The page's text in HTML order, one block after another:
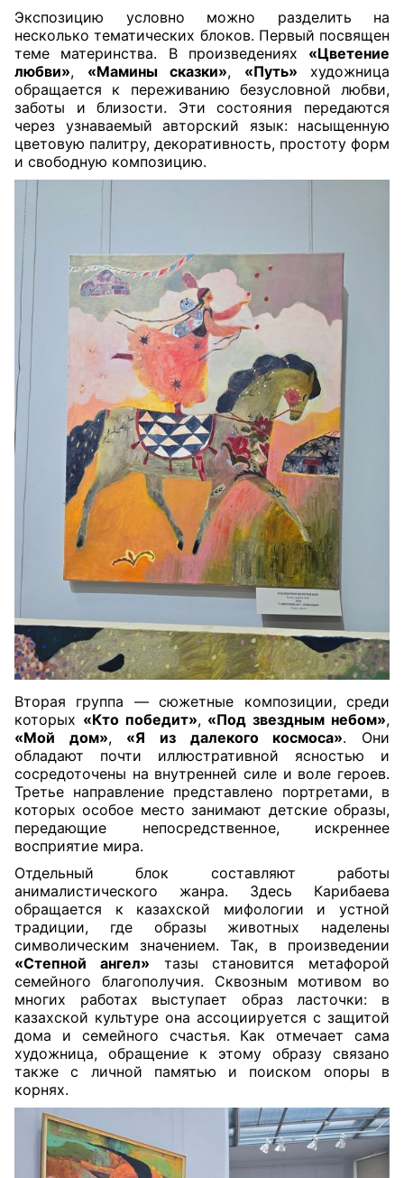
Экспозицию условно можно разделить на
несколько тематических блоков. Первый посвящен
теме материнства. В произведениях «Цветение
любви», «Мамины сказки», «Путь» художница
обращается к переживанию безусловной любви,
заботы и близости. Эти состояния передаются
через узнаваемый авторский язык: насыщенную
цветовую палитру, декоративность, простоту форм
и свободную композицию.
Вторая группа — сюжетные композиции, среди
которых «Кто победит», «Под звездным небом»,
«Мой дом», «Я из далекого космоса». Они
обладают почти иллюстративной ясностью и
сосредоточены на внутренней силе и воле героев.
Третье направление представлено портретами, в
которых особое место занимают детские образы,
передающие непосредственное, искреннее
восприятие мира.
Отдельный блок составляют работы
анималистического жанра. Здесь Карибаева
обращается к казахской мифологии и устной
традиции, где образы животных наделены
символическим значением. Так, в произведении
«Степной ангел» тазы становится метафорой
семейного благополучия. Сквозным мотивом во
многих работах выступает образ ласточки: в
казахской культуре она ассоциируется с защитой
дома и семейного счастья. Как отмечает сама
художница, обращение к этому образу связано
также с личной памятью и поиском опоры в
корнях.